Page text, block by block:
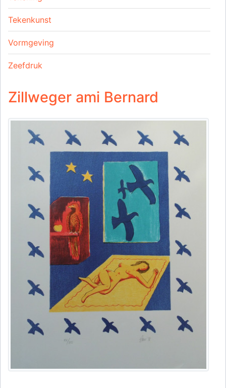
Tekenkunst
Vormgeving
Zeefdruk
Zillweger ami Bernard